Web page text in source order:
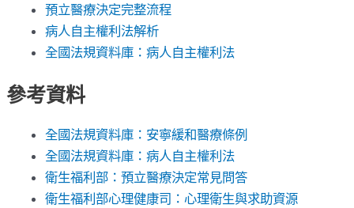
預立醫療決定完整流程
病人自主權利法解析
全國法規資料庫：病人自主權利法
參考資料
全國法規資料庫：安寧緩和醫療條例
全國法規資料庫：病人自主權利法
衛生福利部：預立醫療決定常見問答
衛生福利部心理健康司：心理衛生與求助資源